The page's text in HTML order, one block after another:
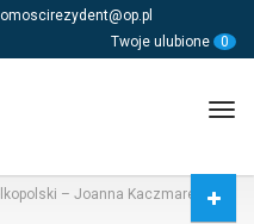
Twoje ulubione
0
– Joanna Kaczmarek